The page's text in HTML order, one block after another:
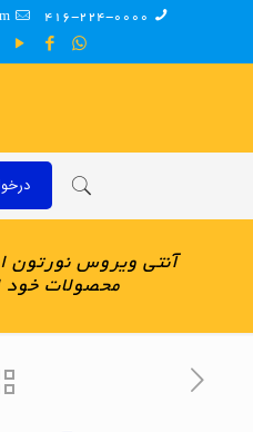
416-224-0000
آنتی ویروس نورتون
محصولات خود